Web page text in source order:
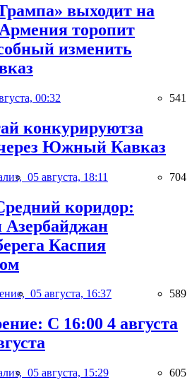
выходит на
торопит
изменить
00:32 541
конкурируютза
Южный Кавказ
05 августа, 18:11 704
коридор:
Азербайджан
Каспия
05 августа, 16:37 589
С 16:00 4 августа
05 августа, 15:29 605